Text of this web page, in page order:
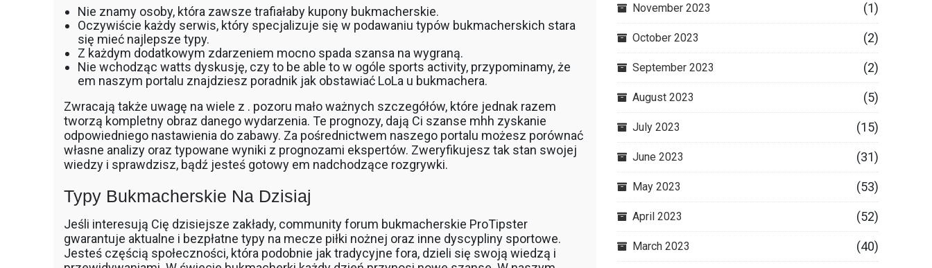
Nie znamy osoby, która zawsze trafiałaby kupony bukmacherskie.
Oczywiście każdy serwis, który specjalizuje się w podawaniu typów bukmacherskich stara
się mieć najlepsze typy.
Z każdym dodatkowym zdarzeniem mocno spada szansa na wygraną.
Nie wchodząc watts dyskusję, czy to be able to w ogóle sports activity, przypominamy, że
em naszym portalu znajdziesz poradnik jak obstawiać LoLa u bukmachera.
Zwracają także uwagę na wiele z . pozoru mało ważnych szczegółów, które jednak razem
tworzą kompletny obraz danego wydarzenia. Te prognozy, dają Ci szanse mhh zyskanie
odpowiedniego nastawienia do zabawy. Za pośrednictwem naszego portalu możesz porównać
własne analizy oraz typowane wyniki z prognozami ekspertów. Zweryfikujesz tak stan swojej
wiedzy i sprawdzisz, bądź jesteś gotowy em nadchodzące rozgrywki.
Typy Bukmacherskie Na Dzisiaj
Jeśli interesują Cię dzisiejsze zakłady, community forum bukmacherskie ProTipster
gwarantuje aktualne i bezpłatne typy na mecze piłki nożnej oraz inne dyscypliny sportowe.
Jesteś częścią społeczności, która podobnie jak tradycyjne fora, dzieli się swoją wiedzą i
November 2023 (1)
October 2023 (2)
September 2023 (2)
August 2023 (5)
July 2023 (15)
June 2023 (31)
May 2023 (53)
April 2023 (52)
March 2023 (40)